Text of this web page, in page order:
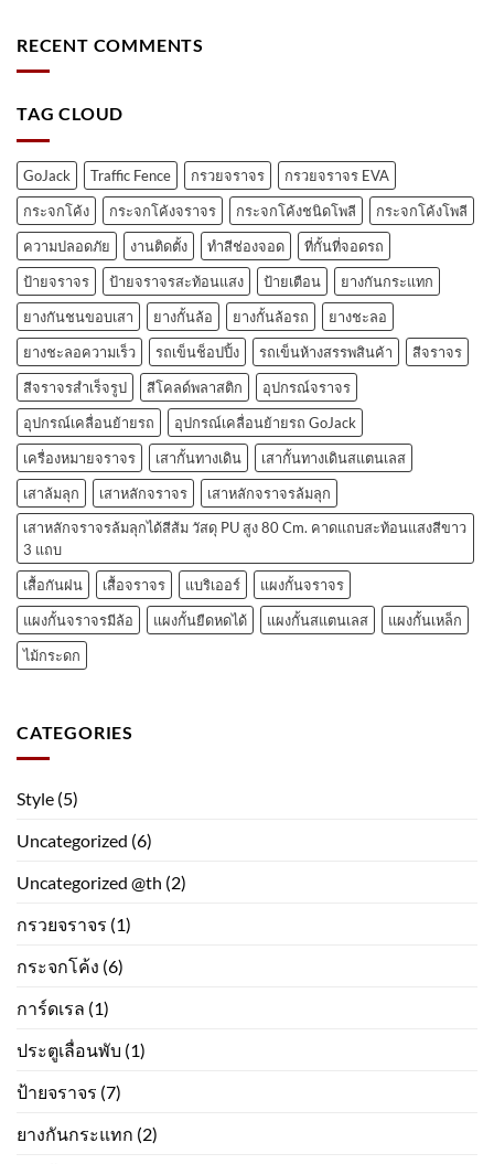
RECENT COMMENTS
TAG CLOUD
GoJack Traffic Fence กรวยจราจร
กรวยจราจร EVA
กระจกโค้ง
กระจกโค้งจราจร กระจกโค้งชนิดโพลี
กระจกโค้งโพลี
ความปลอดภัย
งานติดตั้ง ทำสีช่องจอด
ที่กั้นที่จอดรถ
ป้ายจราจร
ป้ายจราจรสะท้อนแสง ป้ายเตือน
ยางกันกระแทก
ยางกันชนขอบเสา
ยางกั้นล้อ ยางกั้นล้อรถ
ยางชะลอ
ยางชะลอความเร็ว
รถเข็นช็อปปิ้ง รถเข็นห้างสรรพสินค้า
สีจราจร
สีจราจรสำเร็จรูป
สีโคลด์พลาสติก
อุปกรณ์จราจร
อุปกรณ์เคลื่อนย้ายรถ
อุปกรณ์เคลื่อนย้ายรถ GoJack
เครื่องหมายจราจร
เสากั้นทางเดิน
เสากั้นทางเดินสแตนเลส
เสาล้มลุก
เสาหลักจราจร
เสาหลักจราจรล้มลุก
เสาหลักจราจรล้มลุกได้สีส้ม วัสดุ PU สูง 80 Cm. คาดแถบสะท้อนแสงสีขาว
3 แถบ
เสื้อกันฝน
เสื้อจราจร แบริเออร์
แผงกั้นจราจร
แผงกั้นจราจรมีล้อ
แผงกั้นยืดหดได้ แผงกั้นสแตนเลส
แผงกั้นเหล็ก
ไม้กระดก
CATEGORIES
Style (5)
Uncategorized (6)
Uncategorized @th (2)
กรวยจราจร (1)
กระจกโค้ง (6)
การ์ดเรล (1)
ประตูเลื่อนพับ (1)
ป้ายจราจร (7)
ยางกันกระแทก (2)